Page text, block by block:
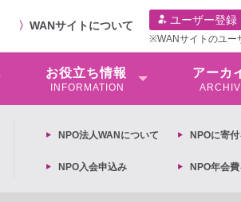
〉 WANサイトについて ユーザー登録
※WANサイトのユー
お役⽴ち情報
INFORMATION
アーカ
NPO法⼈WANについて NPOに寄
NPO入会申込み NPO年会